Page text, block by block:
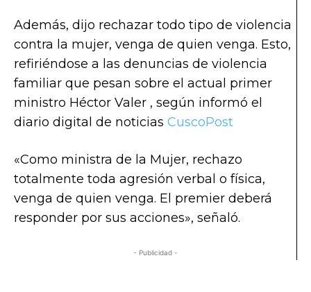
Además, dijo rechazar todo tipo de violencia
contra la mujer, venga de quien venga. Esto,
refiriéndose a las denuncias de violencia
familiar que pesan sobre el actual primer
ministro Héctor Valer , según informó el
diario digital de noticias CuscoPost
«Como ministra de la Mujer, rechazo
totalmente toda agresión verbal o física,
venga de quien venga. El premier deberá
responder por sus acciones», señaló.
- Publicidad -